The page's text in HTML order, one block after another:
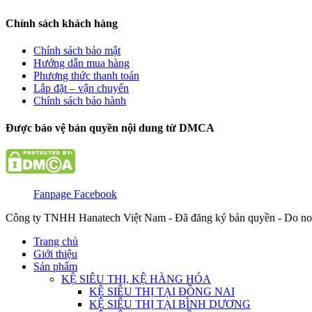
Chính sách khách hàng
Chính sách bảo mật
Hướng dẫn mua hàng
Phương thức thanh toán
Lắp đặt – vận chuyển
Chính sách bảo hành
Được bảo vệ bản quyền nội dung từ DMCA
Fanpage Facebook
Công ty TNHH Hanatech Việt Nam - Đã đăng ký bản quyền - Do
Trang chủ
Giới thiệu
Sản phẩm
KỆ SIÊU THỊ, KỆ HÀNG HÓA
KỆ SIÊU THỊ TẠI ĐỒNG NAI
KỆ SIÊU THỊ TẠI BÌNH DƯƠNG